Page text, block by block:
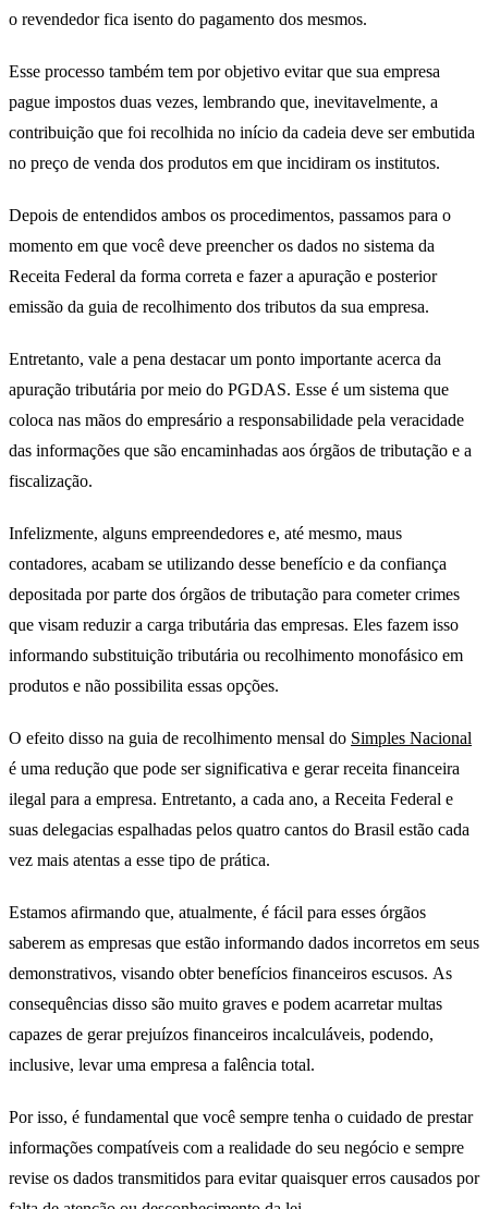
o revendedor fica isento do pagamento dos mesmos.
Esse processo também tem por objetivo evitar que sua empresa
pague impostos duas vezes, lembrando que, inevitavelmente, a
contribuição que foi recolhida no início da cadeia deve ser embutida
no preço de venda dos produtos em que incidiram os institutos.
Depois de entendidos ambos os procedimentos, passamos para o
momento em que você deve preencher os dados no sistema da
Receita Federal da forma correta e fazer a apuração e posterior
emissão da guia de recolhimento dos tributos da sua empresa.
Entretanto, vale a pena destacar um ponto importante acerca da
apuração tributária por meio do PGDAS. Esse é um sistema que
coloca nas mãos do empresário a responsabilidade pela veracidade
das informações que são encaminhadas aos órgãos de tributação e a
fiscalização.
Infelizmente, alguns empreendedores e, até mesmo, maus
contadores, acabam se utilizando desse benefício e da confiança
depositada por parte dos órgãos de tributação para cometer crimes
que visam reduzir a carga tributária das empresas. Eles fazem isso
informando substituição tributária ou recolhimento monofásico em
produtos e não possibilita essas opções.
O efeito disso na guia de recolhimento mensal do Simples Nacional
é uma redução que pode ser significativa e gerar receita financeira
ilegal para a empresa. Entretanto, a cada ano, a Receita Federal e
suas delegacias espalhadas pelos quatro cantos do Brasil estão cada
vez mais atentas a esse tipo de prática.
Estamos afirmando que, atualmente, é fácil para esses órgãos
saberem as empresas que estão informando dados incorretos em seus
demonstrativos, visando obter benefícios financeiros escusos. As
consequências disso são muito graves e podem acarretar multas
capazes de gerar prejuízos financeiros incalculáveis, podendo,
inclusive, levar uma empresa a falência total.
Por isso, é fundamental que você sempre tenha o cuidado de prestar
informações compatíveis com a realidade do seu negócio e sempre
revise os dados transmitidos para evitar quaisquer erros causados por